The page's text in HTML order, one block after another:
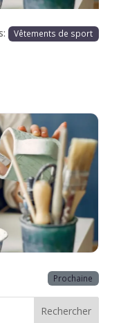
Vêtements de sport
Prochaine
Rechercher